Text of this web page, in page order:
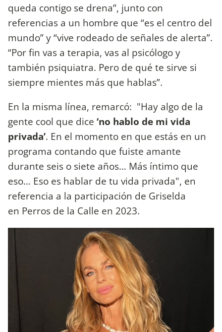
queda contigo se drena”, junto con
referencias a un hombre que “es el centro del
mundo” y “vive rodeado de señales de alerta”.
“Por fin vas a terapia, vas al psicólogo y
también psiquiatra. Pero de qué te sirve si
siempre mientes más que hablas”.
En la misma línea, remarcó: "Hay algo de la
gente cool que dice ‘no hablo de mi vida
privada’. En el momento en que estás en un
programa contando que fuiste amante
durante seis o siete años… Más íntimo que
eso… Eso es hablar de tu vida privada", en
referencia a la participación de Griselda
en Perros de la Calle en 2023.